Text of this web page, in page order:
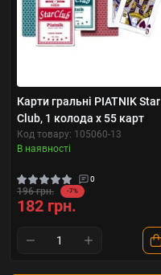
Карти гральні PIATNIK Star
Club, 1 колода х 55 карт
Код товару: 105060-13
В наявності
0
196 грн. -7%
182 грн.